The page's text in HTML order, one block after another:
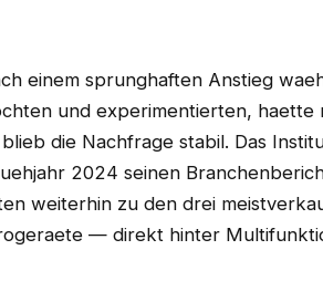
einem sprunghaften Anstieg
und experimentierten, haette
die Nachfrage stabil. Das
2024 seinen
weiterhin zu den drei
— direkt hinter